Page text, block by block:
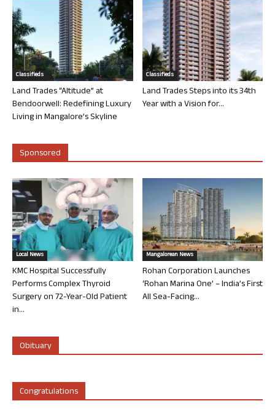
Classifieds
Land Trades “Altitude” at
Bendoorwell: Redefining Luxury
Living in Mangalore’s Skyline
Classifieds
Land Trades Steps into its 34th
Year with a Vision for...
Sponsored
Local News
KMC Hospital Successfully
Performs Complex Thyroid
Surgery on 72-Year-Old Patient
in...
Mangalorean News
Rohan Corporation Launches
‘Rohan Marina One’ – India’s First
All Sea-Facing...
Obituary
Congratulations